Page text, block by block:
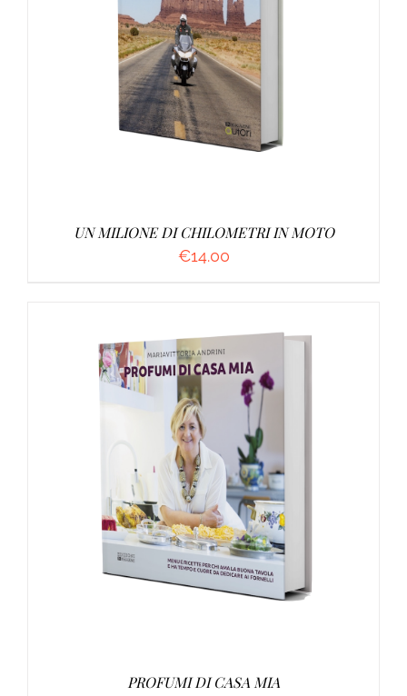
AGGIUNGI AL CARRELLO /
UN MILIONE DI CHILOMETRI IN MOTO
€14.00
AGGIUNGI AL CARRELLO / DETTAGLI
PROFUMI DI CASA MIA